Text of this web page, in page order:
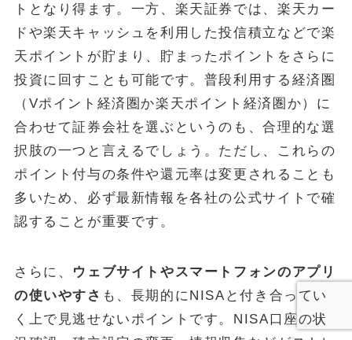
トとなり得ます。一方、楽天証券では、楽天カー
ドや楽天キャッシュを利用した投信積立などで楽
天ポイントが貯まり、貯まったポイントをさらに
投資に回すことも可能です。普段利用する経済圏
（Vポイント経済圏か楽天ポイント経済圏か）に
合わせて証券会社を選ぶというのも、合理的な選
択肢の一つと言えるでしょう。ただし、これらの
ポイント付与の条件や還元率は変更されることも
多いため、必ず最新情報を各社の公式サイトで確
認することが重要です。
さらに、 ウェブサイトやスマートフォンのアプリ
の使いやすさ も、長期的にNISAと付き合ってい
く上で見逃せないポイントです。NISA口座の状